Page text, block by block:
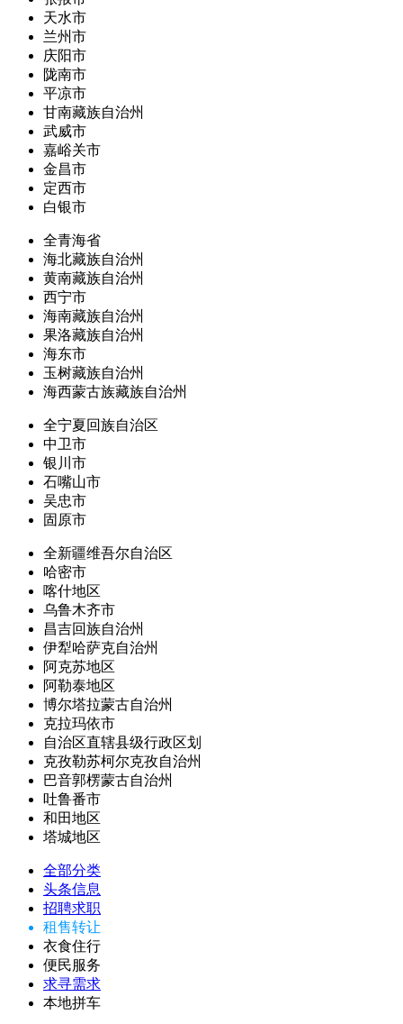
天水市
兰州市
庆阳市
陇南市
平凉市
甘南藏族自治州
武威市
嘉峪关市
金昌市
定西市
白银市
全青海省
海北藏族自治州
黄南藏族自治州
西宁市
海南藏族自治州
果洛藏族自治州
海东市
玉树藏族自治州
海西蒙古族藏族自治州
全宁夏回族自治区
中卫市
银川市
石嘴山市
吴忠市
固原市
全新疆维吾尔自治区
哈密市
喀什地区
乌鲁木齐市
昌吉回族自治州
伊犁哈萨克自治州
阿克苏地区
阿勒泰地区
博尔塔拉蒙古自治州
克拉玛依市
自治区直辖县级行政区划
克孜勒苏柯尔克孜自治州
巴音郭楞蒙古自治州
吐鲁番市
和田地区
塔城地区
全部分类
头条信息
招聘求职
租售转让
衣食住行
便民服务
求寻需求
本地拼车